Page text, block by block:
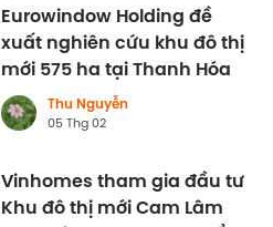
Eurowindow Holding đề
xuất nghiên cứu khu đô thị
mới 575 ha tại Thanh Hóa
Thu Nguyễn
05 Thg 02
Vinhomes tham gia đầu tư
Khu đô thị mới Cam Lâm